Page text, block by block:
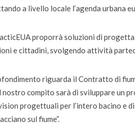
a livello locale l’agenda urbana
proporrà soluzioni di
e cittadini, svolgendo attività
riguarda il Contratto di
compito sarà di sviluppare un
progettuali per l’intero bacino e
sul fiume”.